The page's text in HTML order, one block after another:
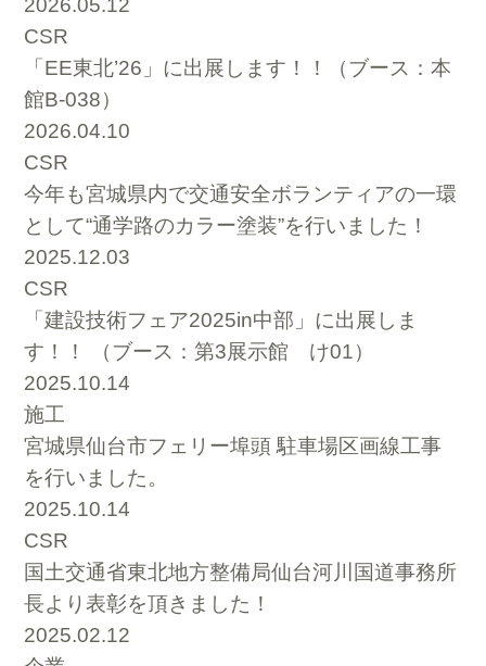
2026.05.12
CSR
「EE東北’26」に出展します！！（ブース：本
館B-038）
2026.04.10
CSR
今年も宮城県内で交通安全ボランティアの一環
として“通学路のカラー塗装”を行いました！
2025.12.03
CSR
「建設技術フェア2025in中部」に出展しま
す！！ （ブース：第3展示館 け01）
2025.10.14
施工
宮城県仙台市フェリー埠頭 駐車場区画線工事
を行いました。
2025.10.14
CSR
国土交通省東北地方整備局仙台河川国道事務所
長より表彰を頂きました！
2025.02.12